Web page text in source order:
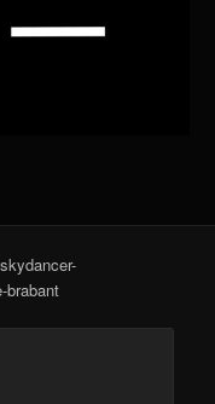
brabant